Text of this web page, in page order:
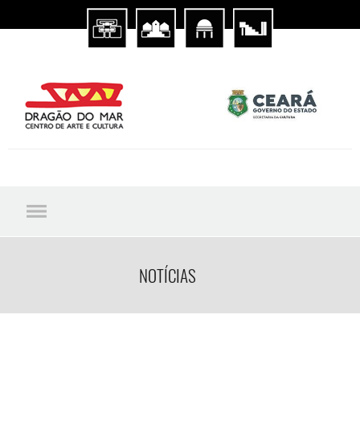
NOTÍCIAS